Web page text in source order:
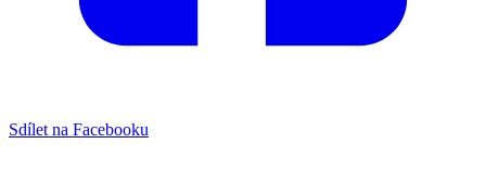
Sdílet na Facebooku